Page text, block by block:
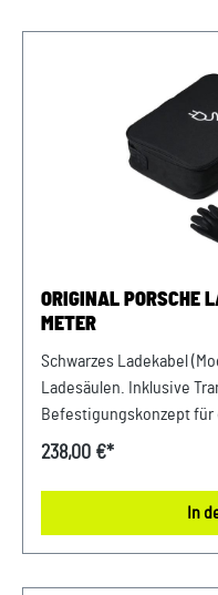
ORIGINAL PORSCHE
METER
Schwarzes Ladekabel
Ladesäulen. Inklusive
Befestigungskonzept für
Leistung: bis zu 11 kW-
AVP Sportwagen GmbH
LandshutAlbert Einstein
238,00 €*
In